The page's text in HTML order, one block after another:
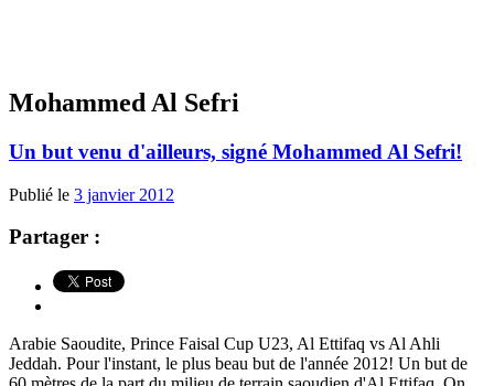
Mohammed Al Sefri
Un but venu d'ailleurs, signé Mohammed Al Sefri!
Publié le 3 janvier 2012
Partager :
Arabie Saoudite, Prince Faisal Cup U23, Al Ettifaq vs Al Ahli
Jeddah. Pour l'instant, le plus beau but de l'année 2012! Un but de